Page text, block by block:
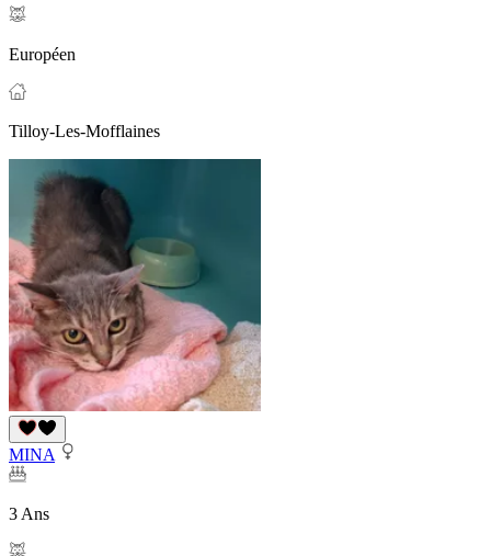
Européen
Tilloy-Les-Mofflaines
MINA
3 Ans